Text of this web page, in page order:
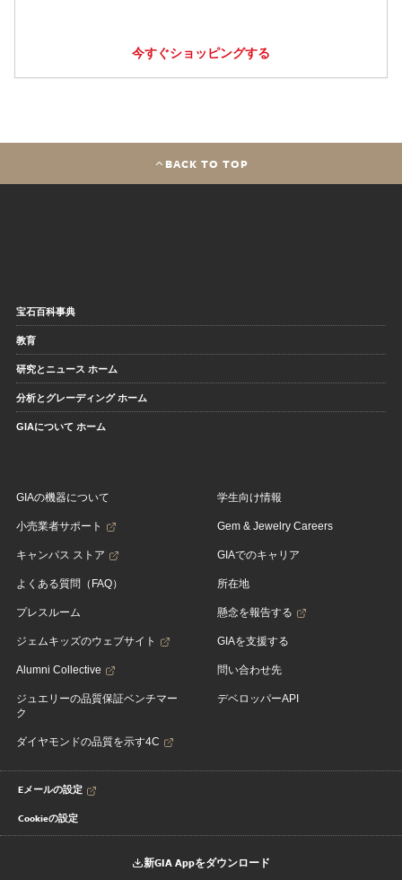
今すぐショッピングする
BACK TO TOP
宝石百科事典
教育
研究とニュース ホーム
分析とグレーディング ホーム
GIAについて ホーム
GIAの機器について
小売業者サポート
キャンパス ストア
よくある質問（FAQ）
プレスルーム
ジェムキッズのウェブサイト
Alumni Collective
ジュエリーの品質保証ベンチマー
ク
ダイヤモンドの品質を示す4C
学生向け情報
Gem & Jewelry Careers
GIAでのキャリア
所在地
懸念を報告する
GIAを支援する
問い合わせ先
デベロッパーAPI
Eメールの設定
Cookieの設定
新GIA Appをダウンロード